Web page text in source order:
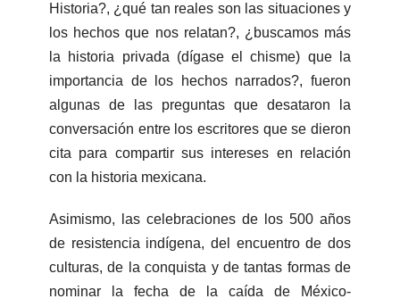
Historia?, ¿qué tan reales son las situaciones y
los hechos que nos relatan?, ¿buscamos más
la historia privada (dígase el chisme) que la
importancia de los hechos narrados?, fueron
algunas de las preguntas que desataron la
conversación entre los escritores que se dieron
cita para compartir sus intereses en relación
con la historia mexicana.
Asimismo, las celebraciones de los 500 años
de resistencia indígena, del encuentro de dos
culturas, de la conquista y de tantas formas de
nominar la fecha de la caída de México-